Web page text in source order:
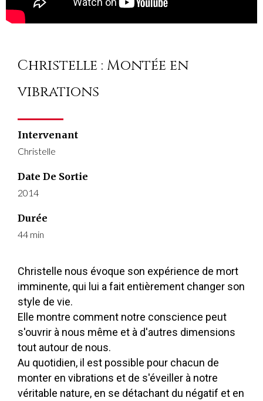
Christelle : Montée en
vibrations
Intervenant
Christelle
Date De Sortie
2014
Durée
44 min
Christelle nous évoque son expérience de mort
imminente, qui lui a fait entièrement changer son
style de vie.
Elle montre comment notre conscience peut
s'ouvrir à nous même et à d'autres dimensions
tout autour de nous.
Au quotidien, il est possible pour chacun de
monter en vibrations et de s'éveiller à notre
véritable nature, en se détachant du négatif et en